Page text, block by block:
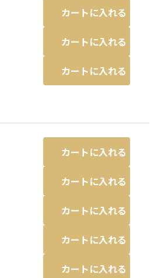
カートに入れる
カートに入れる
カートに入れる
カートに入れる
カートに入れる
カートに入れる
カートに入れる
カートに入れる